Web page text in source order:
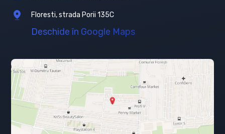
Floresti, strada Porii 135C
Deschide în Google Maps